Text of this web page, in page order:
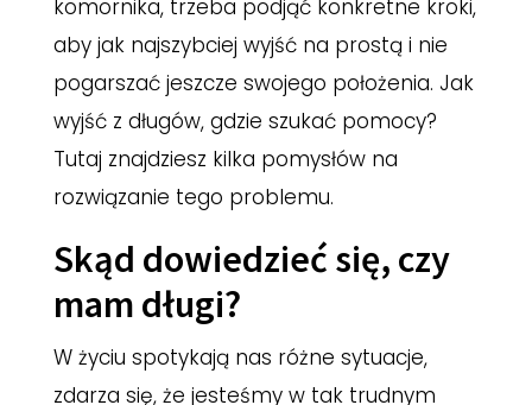
komornika, trzeba podjąć konkretne kroki,
aby jak najszybciej wyjść na prostą i nie
pogarszać jeszcze swojego położenia. Jak
wyjść z długów, gdzie szukać pomocy?
Tutaj znajdziesz kilka pomysłów na
rozwiązanie tego problemu.
Skąd dowiedzieć się, czy
mam długi?
W życiu spotykają nas różne sytuacje,
zdarza się, że jesteśmy w tak trudnym